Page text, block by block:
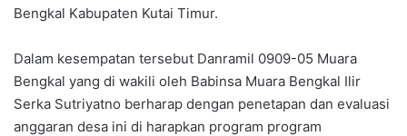
Bengkal Kabupaten Kutai Timur.
Dalam kesempatan tersebut Danramil 0909-05 Muara
Bengkal yang di wakili oleh Babinsa Muara Bengkal Ilir
Serka Sutriyatno berharap dengan penetapan dan evaluasi
anggaran desa ini di harapkan program program